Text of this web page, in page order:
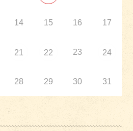
14 15 16 17
21 22 23 24
28 29 30 31